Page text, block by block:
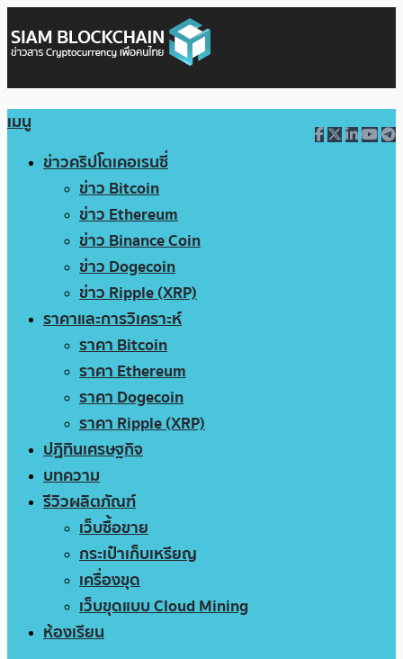
เมนู
ข่าวคริปโตเคอเรนซี่
ข่าว Bitcoin
ข่าว Ethereum
ข่าว Binance Coin
ข่าว Dogecoin
ข่าว Ripple (XRP)
ราคาและการวิเคราะห์
ราคา Bitcoin
ราคา Ethereum
ราคา Dogecoin
ราคา Ripple (XRP)
ปฏิทินเศรษฐกิจ
บทความ
รีวิวผลิตภัณฑ์
เว็บซื้อขาย
กระเป๋าเก็บเหรียญ
เครื่องขุด
เว็บขุดแบบ Cloud Mining
ห้องเรียน